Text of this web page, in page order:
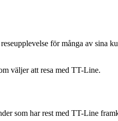
för många av sina
väljer att resa med TT-Line.
som har rest med TT-Line